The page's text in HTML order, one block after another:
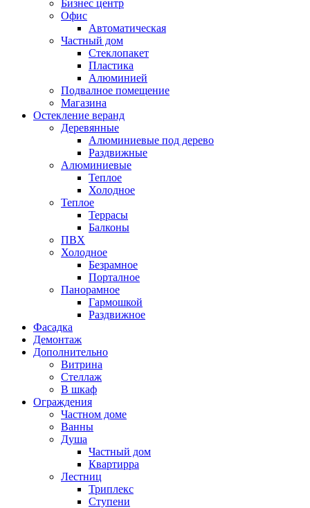
Бизнес центр
Офис
Автоматическая
Частный дом
Стеклопакет
Пластика
Алюминией
Подвалное помещение
Магазина
Остекление веранд
Деревянные
Алюминиевые под дерево
Раздвижные
Алюминиевые
Теплое
Холодное
Теплое
Террасы
Балконы
ПВХ
Холодное
Безрамное
Порталное
Панорамное
Гармошкой
Раздвижное
Фасадка
Демонтаж
Дополнительно
Витрина
Стеллаж
В шкаф
Ограждения
Частном доме
Ванны
Душа
Частный дом
Квартирра
Лестниц
Триплекс
Ступени